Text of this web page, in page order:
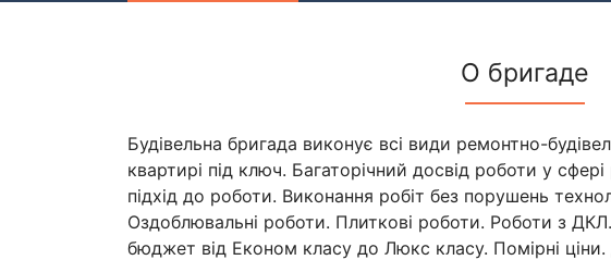
О бригаде
Будівельна бригада виконує всі види ремонтно-
квартирі під ключ. Багаторічний досвід роботи у
підхід до роботи. Виконання робіт без порушень
Оздоблювальні роботи. Плиткові роботи. Роботи з
бюджет від Економ класу до Люкс класу. Помірні